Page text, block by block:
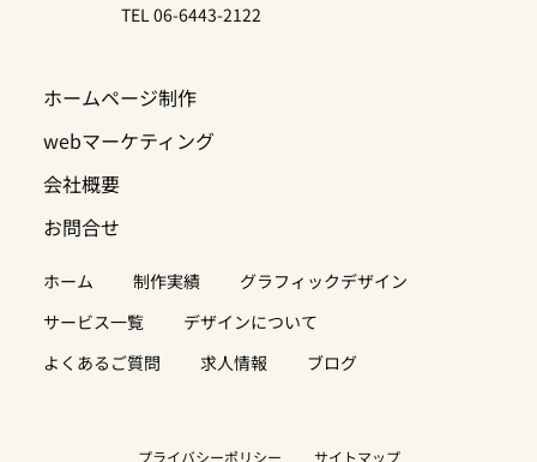
TEL 06-6443-2122
ホームページ制作
webマーケティング
会社概要
お問合せ
ホーム 制作実績
グラフィックデザイン
サービス一覧
デザインについて
よくあるご質問
求人情報 ブログ
プライバシーポリシー サイトマップ